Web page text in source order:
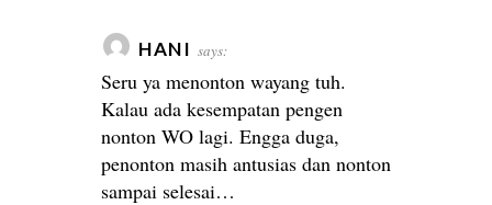
HANI says:
Seru ya menonton wayang tuh.
Kalau ada kesempatan pengen
nonton WO lagi. Engga duga,
penonton masih antusias dan nonton
sampai selesai…